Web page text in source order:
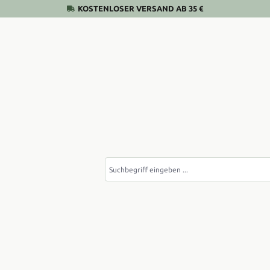
KOSTENLOSER VERSAND AB 35 €